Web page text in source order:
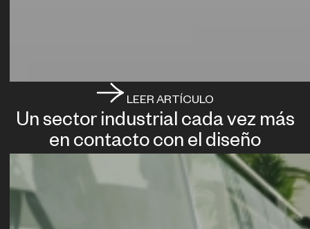
LEER ARTÍCULO
Un sector industrial cada vez más
en contacto con el diseño